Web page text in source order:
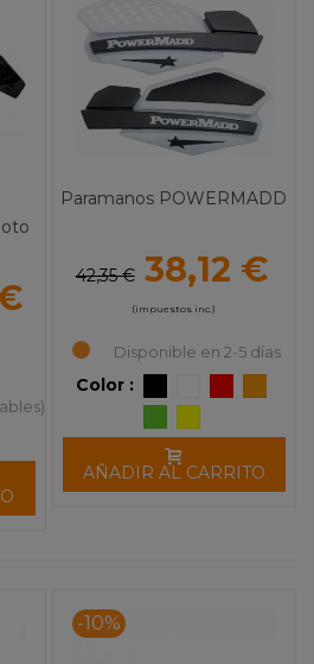
Paramanos POWERMADD
42,35 € 38,12 €
(impuestos inc.)
Disponible en 2-5 días
Color :
AÑADIR AL CARRITO
-10%